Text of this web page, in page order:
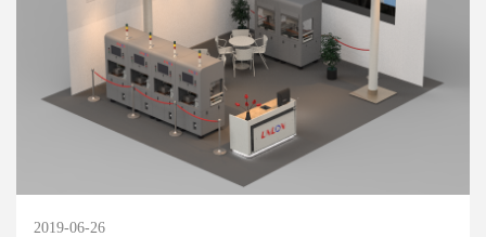
2019-06-26